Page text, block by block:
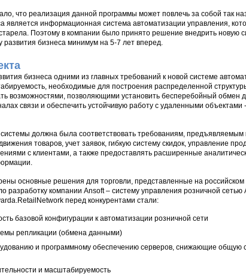
что реализация данной программы может повлечь за собой так
является информационная система автоматизации управления,
Поэтому в компании было принято решение внедрить новую
развития бизнеса минимум на 5-7 лет вперед.
бизнеса одними из главных требований к новой системе
необходимые для построения распределенной
возможностями, позволяющими установить бесперебойный обмен
связи и обеспечить устойчивую работу с удаленными
должна была соответствовать требованиям, предъявляемым
товаров, учет заявок, гибкую систему скидок, управление
с клиентами, а также предоставлять расширенные
основные решения для торговли, представленные на
разработку компании Ansoft – систему управления розничной сетью
перед конкурентами стали:
базовой конфигурации к автоматизации розничной сети
репликации (обмена данными)
и программному обеспечению серверов, снижающие общую
и масштабируемость